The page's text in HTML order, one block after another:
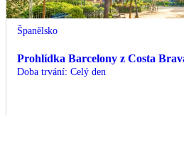
Španělsko
Prohlídka Barcelony z Costa
Doba trvání: Celý den